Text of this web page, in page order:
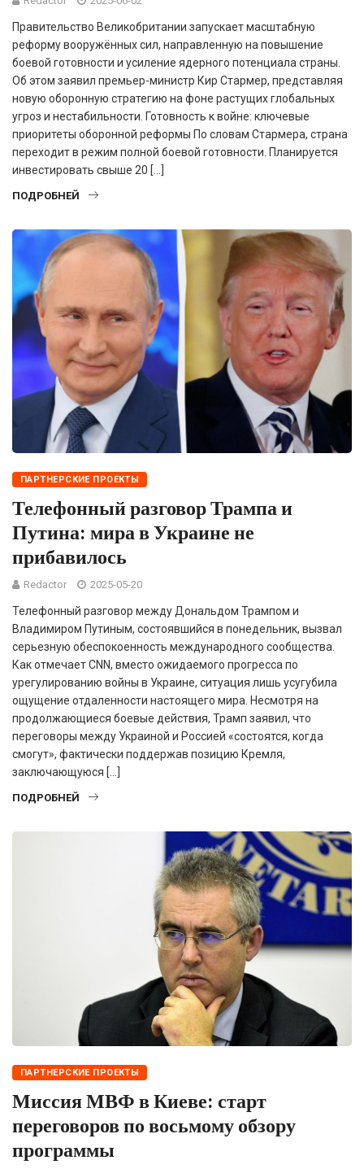
Правительство Великобритании запускает масштабную
реформу вооружённых сил, направленную на повышение
боевой готовности и усиление ядерного потенциала страны.
Об этом заявил премьер-министр Кир Стармер, представляя
новую оборонную стратегию на фоне растущих глобальных
угроз и нестабильности. Готовность к войне: ключевые
приоритеты оборонной реформы По словам Стармера, страна
переходит в режим полной боевой готовности. Планируется
инвестировать свыше 20 […]
ПОДРОБНЕЙ
ПАРТНЕРСКИЕ ПРОЕКТЫ
Телефонный разговор Трампа и
Путина: мира в Украине не
прибавилось
Redactor 2025-05-20
Телефонный разговор между Дональдом Трампом и
Владимиром Путиным, состоявшийся в понедельник, вызвал
серьезную обеспокоенность международного сообщества.
Как отмечает CNN, вместо ожидаемого прогресса по
урегулированию войны в Украине, ситуация лишь усугубила
ощущение отдаленности настоящего мира. Несмотря на
продолжающиеся боевые действия, Трамп заявил, что
переговоры между Украиной и Россией «состоятся, когда
смогут», фактически поддержав позицию Кремля,
заключающуюся […]
ПОДРОБНЕЙ
ПАРТНЕРСКИЕ ПРОЕКТЫ
Миссия МВФ в Киеве: старт
переговоров по восьмому обзору
программы